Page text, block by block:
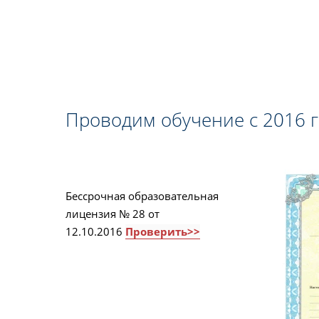
Проводим обучение с 2016
Бессрочная образовательная
лицензия № 28 от
12.10.2016 Проверить>>